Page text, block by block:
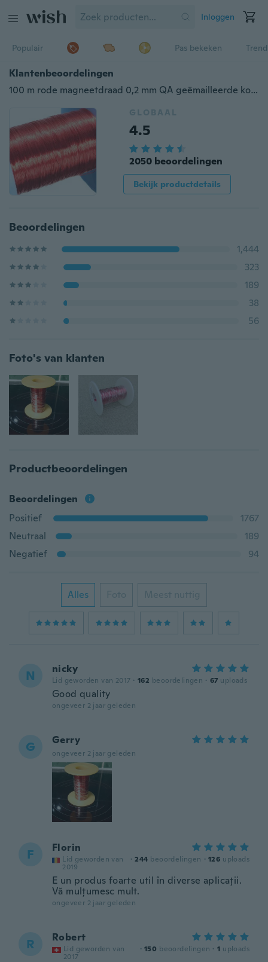
Inloggen
Populair Pas bekeken
Klantenbeoordelingen
100 m rode magneetdraad 0,2 mm QA geëmailleerde koperdraad magnetische spoelwikkeling
GLOBAAL
4.5
2050 beoordelingen
Bekijk productdetails
Beoordelingen
1,444
323
189
38
56
Foto's van klanten
Productbeoordelingen
Beoordelingen
Positief
1767
Neutraal
189
Negatief
94
Alles Foto Meest nuttig
N nicky
Lid geworden van 2017 · 162 beoordelingen · 67 uploads
Good quality
ongeveer 2 jaar geleden
G Gerry
ongeveer 2 jaar geleden
F Florin
Lid geworden van
2019
· 244 beoordelingen · 126 uploads
E un produs foarte util în diverse aplicații.
Vă mulțumesc mult.
ongeveer 2 jaar geleden
R Robert
Lid geworden van
2017
· 150 beoordelingen · 1 uploads